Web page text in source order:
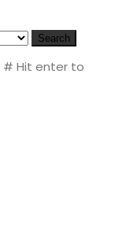
Search
# Hit enter to